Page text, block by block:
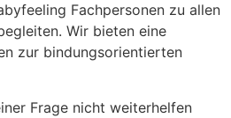
Fachpersonen zu allen
Wir bieten eine
zur bindungsorientierten
Frage nicht weiterhelfen